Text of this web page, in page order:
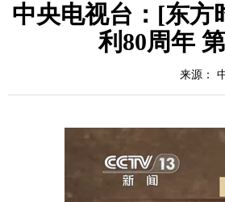
中央电视台：[东方
利80周年
来源：